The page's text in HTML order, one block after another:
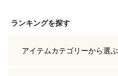
ランキングを探す
アイテムカテゴリーから選ぶ